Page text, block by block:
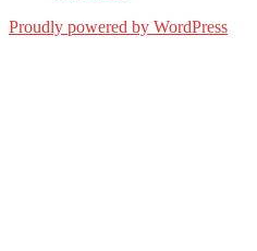
Proudly powered by WordPress